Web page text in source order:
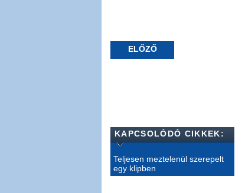
ELŐZŐ
KAPCSOLÓDÓ CIKKEK:
Teljesen meztelenül szerepelt
egy klipben